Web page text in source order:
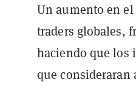
Un aumento en
traders globales,
haciendo que los
que consideraran